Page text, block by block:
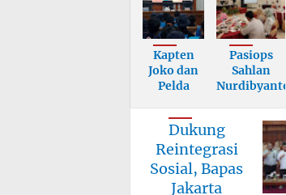
Kapten
Joko dan
Pelda
Berikan
Mater
Pasiops
Sahlan
Nurdibyanto
Dukung
Reintegrasi
Sosial, Bapas
Jakarta